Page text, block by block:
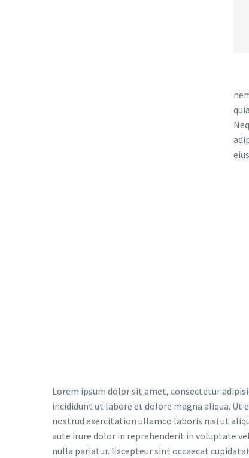
Lorem ipsum dolor sit amet, consectetur
incididunt ut labore et dolore magna aliqua. Ut
nostrud exercitation ullamco laboris nisi ut
aute irure dolor in reprehenderit in voluptate
nulla pariatur. Excepteur sint occaecat